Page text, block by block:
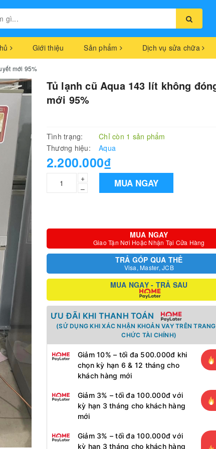
Giới thiệu Sản phẩm Dịch vụ sửa chữa
mới 95%
Tủ lạnh cũ Aqua 143 lít không
mới 95%
Tình trạng:
Chỉ còn 1 sản phẩm
Thương hiệu:
Aqua
2.200.000₫
+
–
MUA NGAY
MUA NGAY
Giao Tận Nơi Hoặc Nhận Tại Cửa Hàng
TRẢ GÓP QUA THẺ
Visa, Master, JCB
MUA NGAY - TRẢ SAU
ƯU ĐÃI KHI THANH TOÁN
(SỬ DỤNG KHI XÁC NHẬN KHOẢN VAY TRÊN
CHỨC TÀI CHÍNH)
Giảm 10% – tối đa 500.000đ khi
chọn kỳ hạn 6 & 12 tháng cho
khách hàng mới
Giảm 3% – tối đa 100.000đ với
kỳ hạn 3 tháng cho khách hàng
mới
Giảm 3% – tối đa 100.000đ với
kỳ hạn 3 tháng cho khách hàng